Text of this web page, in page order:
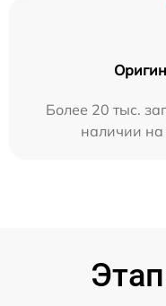
Более 20 тыс.
наличии на